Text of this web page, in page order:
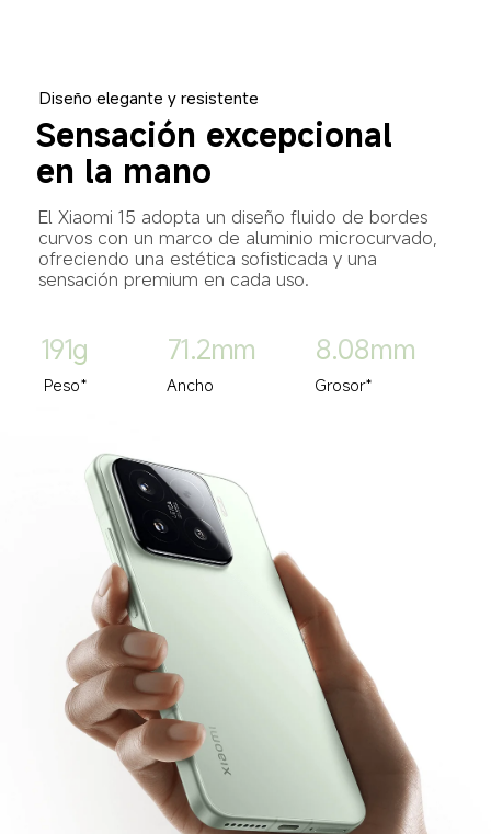
Diseño elegante y resistente
Sensación excepcional
en la mano
El Xiaomi 15 adopta un diseño fluido de bordes
curvos con un marco de aluminio microcurvado,
ofreciendo una estética sofisticada y una
sensación premium en cada uso.
191g
Peso*
71.2mm
Ancho
8.08mm
Grosor*